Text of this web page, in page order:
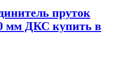
пруток
мм ДКС купить в